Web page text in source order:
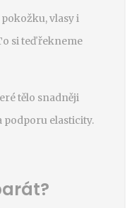
vlasy i
si teď řekneme
tělo snadněji
podporu elasticity.